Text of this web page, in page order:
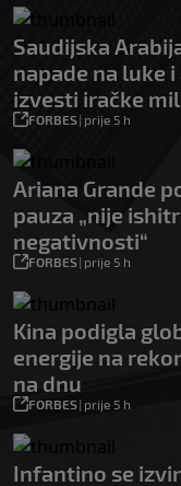
Saudijska
napade na luke
izvesti iračke
FORBES| prije 5 h
Ariana Grande
pauza „nije
negativnosti“
FORBES| prije 5 h
Kina podigla
energije na
na dnu
FORBES| prije 5 h
Infantino se